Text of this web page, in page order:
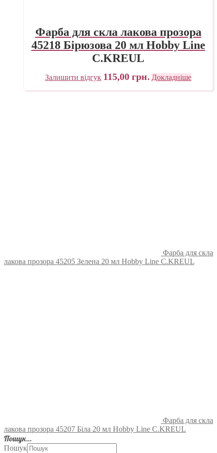
Фарба для скла лакова прозора
45218 Бірюзова 20 мл Hobby Line
C.KREUL
Залишити відгук 115,00 грн. Докладніше
Фарба для скла
лакова прозора 45205 Зелена 20 мл Hobby Line C.KREUL
Фарба для скла
лакова прозора 45207 Біла 20 мл Hobby Line C.KREUL
Пошук…
Пошук